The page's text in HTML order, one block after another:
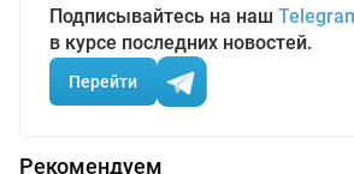
Подписывайтесь на наш
в курсе последних новостей.
Перейти
Рекомендуем